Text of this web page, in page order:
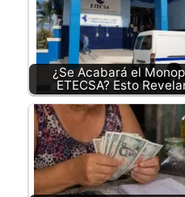
¿Se Acabará el
ETECSA? Esto